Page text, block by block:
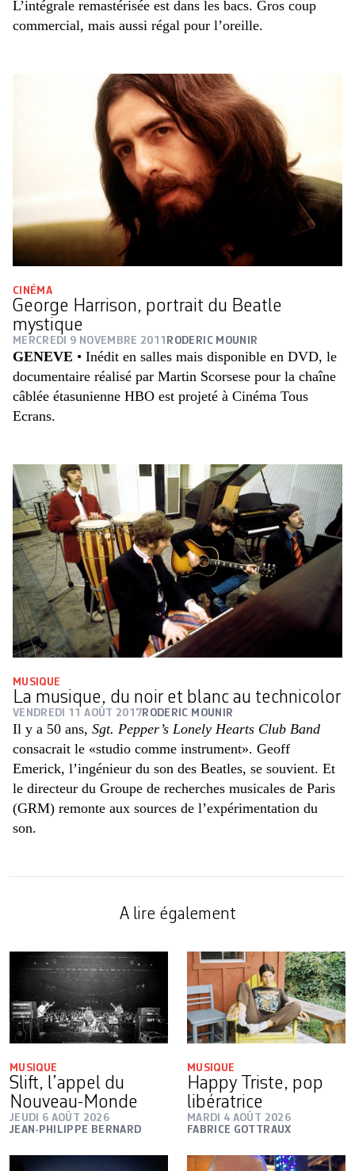
L’intégrale remastérisée est dans les bacs. Gros coup
commercial, mais aussi régal pour l’oreille.
CINÉMA
George Harrison, portrait du Beatle
mystique
MERCREDI 9 NOVEMBRE 2011 RODERIC MOUNIR
GENEVE • Inédit en salles mais disponible en DVD, le
documentaire réalisé par Martin Scorsese pour la chaîne
câblée étasunienne HBO est projeté à Cinéma Tous
Ecrans.
MUSIQUE
La musique, du noir et blanc au technicolor
VENDREDI 11 AOÛT 2017 RODERIC MOUNIR
Il y a 50 ans, Sgt. Pepper’s Lonely Hearts Club Band
consacrait le «studio comme instrument». Geoff
Emerick, l’ingénieur du son des Beatles, se souvient. Et
le directeur du Groupe de recherches musicales de Paris
(GRM) remonte aux sources de l’expérimentation du
son.
A lire également
MUSIQUE
Slift, l’appel du
Nouveau-Monde
JEUDI 6 AOÛT 2026
JEAN-PHILIPPE BERNARD
MUSIQUE
Happy Triste, pop
libératrice
MARDI 4 AOÛT 2026
FABRICE GOTTRAUX